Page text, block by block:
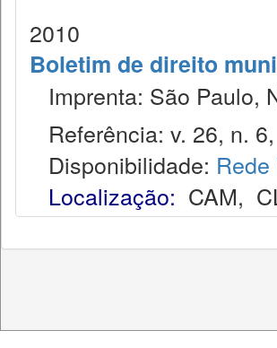
2010
Boletim de direito
Imprenta: São Paulo,
Referência: v. 26, n.
Disponibilidade:
Localização: CAM,